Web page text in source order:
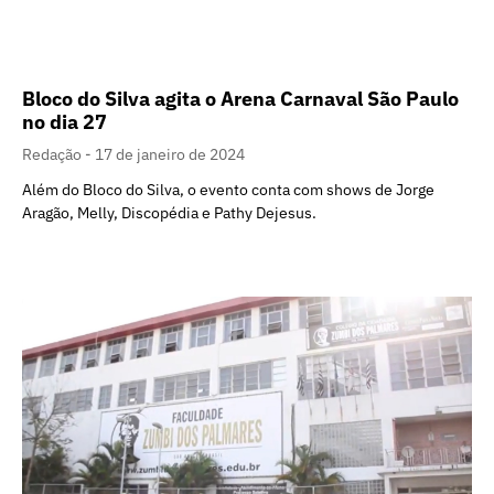
Bloco do Silva agita o Arena Carnaval São Paulo
no dia 27
Redação
17 de janeiro de 2024
Além do Bloco do Silva, o evento conta com shows de Jorge
Aragão, Melly, Discopédia e Pathy Dejesus.